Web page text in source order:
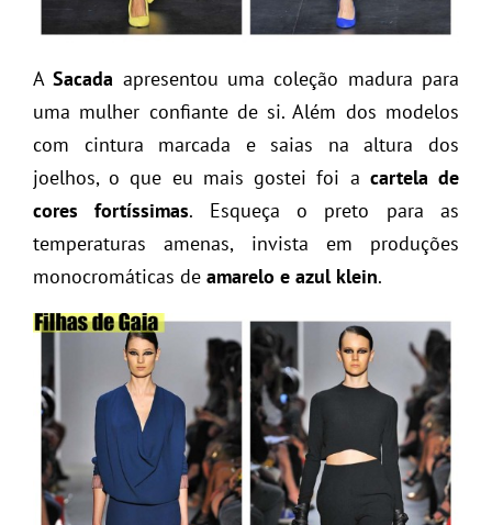
ASacada apresentou uma coleção madura para
uma mulher confiante de si. Além dos modelos
com cintura marcada e saias na altura dos
joelhos, o que eu mais gostei foi a cartela de
cores fortíssimas. Esqueça o preto para as
temperaturas amenas, invista em produções
monocromáticas de amarelo e azul klein.